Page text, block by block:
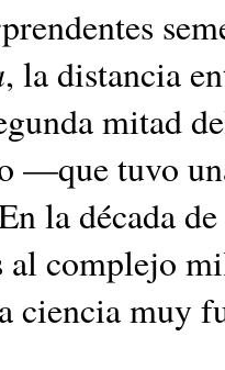
, la distancia
mitad
—que tuvo
la década
al complejo
ciencia muy